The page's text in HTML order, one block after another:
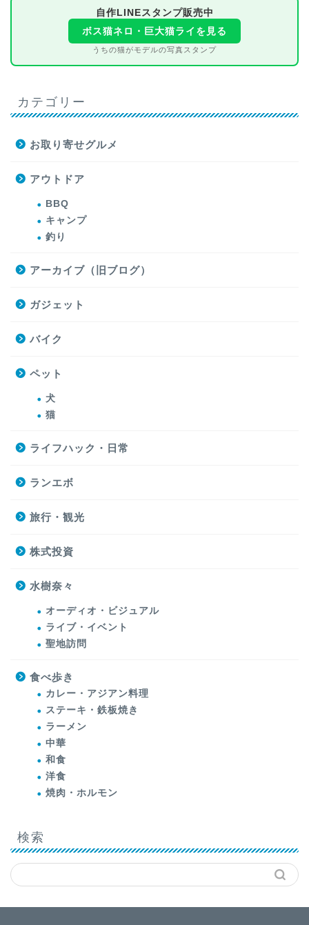
自作LINEスタンプ販売中
ボス猫ネロ・巨大猫ライを見る
うちの猫がモデルの写真スタンプ
カテゴリー
お取り寄せグルメ
アウトドア
BBQ
キャンプ
釣り
アーカイブ（旧ブログ）
ガジェット
バイク
ペット
犬
猫
ライフハック・日常
ランエボ
旅行・観光
株式投資
水樹奈々
オーディオ・ビジュアル
ライブ・イベント
聖地訪問
食べ歩き
カレー・アジアン料理
ステーキ・鉄板焼き
ラーメン
中華
和食
洋食
焼肉・ホルモン
検索